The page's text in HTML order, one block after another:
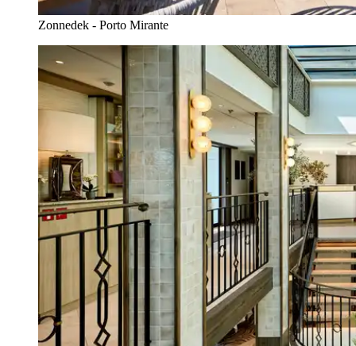
Zonnedek - Porto Mirante